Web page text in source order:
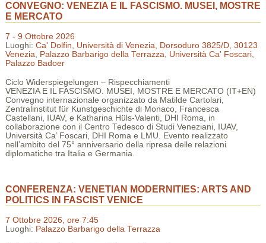
CONVEGNO: VENEZIA E IL FASCISMO. MUSEI, MOSTRE
E MERCATO
7 - 9 Ottobre 2026
Luoghi: Ca' Dolfin, Università di Venezia, Dorsoduro 3825/D, 30123
Venezia
Palazzo Barbarigo della Terrazza
Università Ca' Foscari,
Palazzo Badoer
Ciclo Widerspiegelungen – Rispecchiamenti
VENEZIA E IL FASCISMO. MUSEI, MOSTRE E MERCATO (IT+EN)
Convegno internazionale organizzato da Matilde Cartolari,
Zentralinstitut für Kunstgeschichte di Monaco, Francesca
Castellani, IUAV, e Katharina Hüls-Valenti, DHI Roma, in
collaborazione con il Centro Tedesco di Studi Veneziani, IUAV,
Università Ca’ Foscari, DHI Roma e LMU. Evento realizzato
nell’ambito del 75° anniversario della ripresa delle relazioni
diplomatiche tra Italia e Germania.
CONFERENZA: VENETIAN MODERNITIES: ARTS AND
POLITICS IN FASCIST VENICE
7 Ottobre 2026, ore 7:45
Luoghi: Palazzo Barbarigo della Terrazza